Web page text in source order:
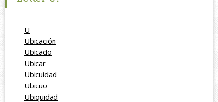
U
Ubicación
Ubicado
Ubicar
Ubicuidad
Ubicuo
Ubiquidad